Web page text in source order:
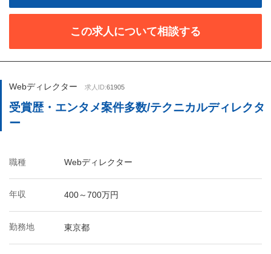
この求人について相談する
Webディレクター 求人ID:61905
受賞歴・エンタメ案件多数/テクニカルディレクタ
ー
職種 Webディレクター
年収 400～700万円
勤務地 東京都